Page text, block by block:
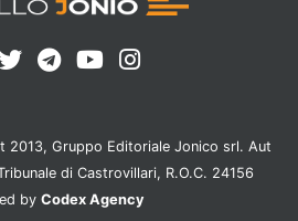
2013, Gruppo Editoriale Jonico srl. Aut
di Castrovillari, R.O.C. 24156
by Codex Agency